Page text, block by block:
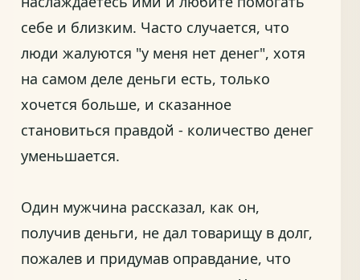
себе и близким. Часто случается, что
люди жалуются "у меня нет денег", хотя
на самом деле деньги есть, только
хочется больше, и сказанное
становиться правдой - количество денег
уменьшается.
Один мужчина рассказал, как он,
получив деньги, не дал товарищу в долг,
пожалев и придумав оправдание, что